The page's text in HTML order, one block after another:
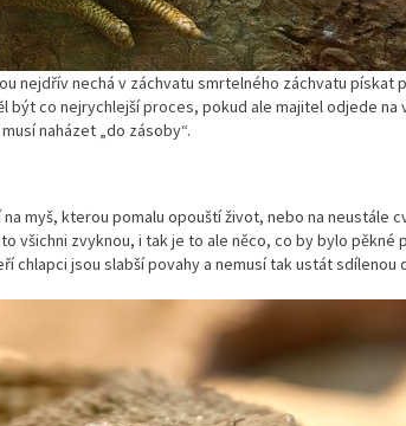
nejdřív nechá v záchvatu smrtelného záchvatu pískat
být co nejrychlejší proces, pokud ale majitel odjede na
naházet „do zásoby“.
myš, kterou pomalu opouští život, nebo na neustále
všichni zvyknou, i tak je to ale něco, co by bylo pěkné
chlapci jsou slabší povahy a nemusí tak ustát sdílenou